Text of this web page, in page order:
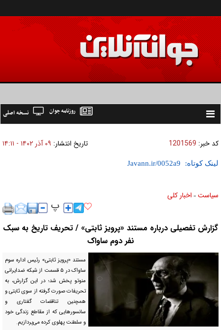
Toggle
نسخه اصلی روزنامه جوان
کد خبر: 1201569 تاریخ انتشار: ۰۹ آذر ۱۴۰۲ - ۱۴:۱۱
لینک کوتاه:
سیاست » اخبار کلی
گزارش تفصیلی درباره مستند «پرویز ثابتی» / تحریف تاریخ به سبک
نفر دوم ساواک
مستند «پرویز ثابتی» رئیس اداره سوم
ساواک در ۵ قسمت از شبکه ضدایرانی
منوتو پخش شد؛ در این گزارش، به
تحریفات صورت گرفته از سوی ثابتی و
همچنین تناقضات گفتاری و
سانسور‌هایی که از مقاطع زندگی خود
و سلطنت پهلوی کرده می‌پردازیم.